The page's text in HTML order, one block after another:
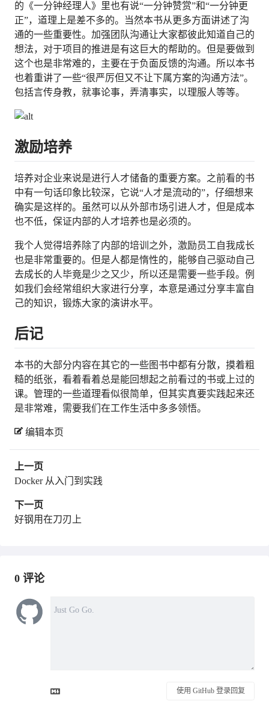
的《一分钟经理人》里也有说“一分钟赞赏”和“一分钟更
正”，道理上是差不多的。当然本书从更多方面讲述了沟
通的一些重要性。加强团队沟通让大家都彼此知道自己的
想法，对于项目的推进是有这巨大的帮助的。但是要做到
这个也是非常难的，主要在于负面反馈的沟通。所以本书
也着重讲了一些“很严厉但又不让下属方案的沟通方法”。
包括言传身教，就事论事，弄清事实，以理服人等等。
激励培养
培养对企业来说是进行人才储备的重要方案。之前看的书
中有一句话印象比较深，它说“人才是流动的”，仔细想来
确实是这样的。虽然可以从外部市场引进人才，但是成本
也不低，保证内部的人才培养也是必须的。
我个人觉得培养除了内部的培训之外，激励员工自我成长
也是非常重要的。但是人都是惰性的，能够自己驱动自己
去成长的人毕竟是少之又少，所以还是需要一些手段。例
如我们会经常组织大家进行分享，本意是通过分享丰富自
己的知识，锻炼大家的演讲水平。
后记
本书的大部分内容在其它的一些图书中都有分散，摸着粗
糙的纸张，看着看着总是能回想起之前看过的书或上过的
课。管理的一些道理看似很简单，但其实真要实践起来还
是非常难，需要我们在工作生活中多多领悟。
编辑本页
上一页
Docker 从入门到实践
下一页
好钢用在刀刃上
0 评论
使用 GitHub 登录回复